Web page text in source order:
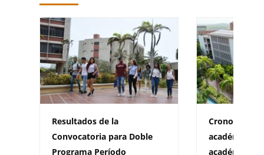
Resultados de la
Convocatoria para Doble
Programa Período
Cronograma
académica
académico